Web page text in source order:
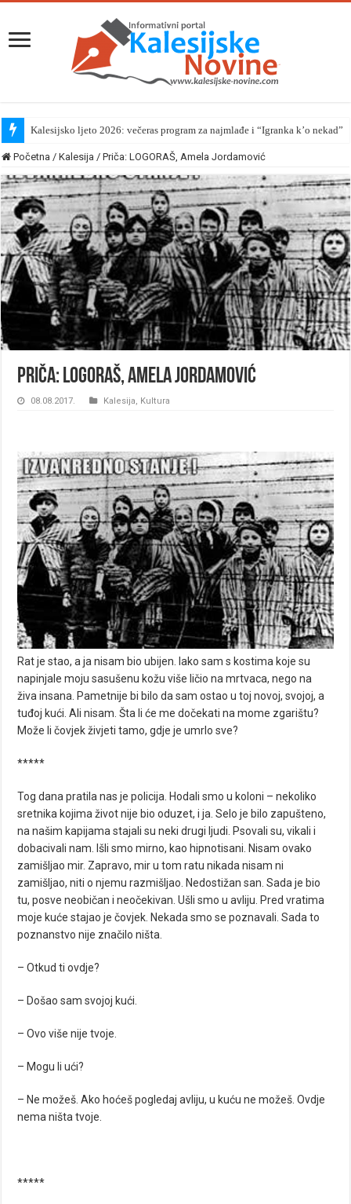
Kalesijsko ljeto 2026: večeras program za najmlađe i “Igranka k’o nekad”
Početna / Kalesija / Priča: LOGORAŠ, Amela Jordamović
Priča: LOGORAŠ, Amela Jordamović
08.08.2017. Kalesija, Kultura
Rat je stao, a ja nisam bio ubijen. Iako sam s kostima koje su
napinjale moju sasušenu kožu više ličio na mrtvaca, nego na
živa insana. Pametnije bi bilo da sam ostao u toj novoj, svojoj, a
tuđoj kući. Ali nisam. Šta li će me dočekati na mome zgarištu?
Može li čovjek živjeti tamo, gdje je umrlo sve?
*****
Tog dana pratila nas je policija. Hodali smo u koloni – nekoliko
sretnika kojima život nije bio oduzet, i ja. Selo je bilo zapušteno,
na našim kapijama stajali su neki drugi ljudi. Psovali su, vikali i
dobacivali nam. Išli smo mirno, kao hipnotisani. Nisam ovako
zamišljao mir. Zapravo, mir u tom ratu nikada nisam ni
zamišljao, niti o njemu razmišljao. Nedostižan san. Sada je bio
tu, posve neobičan i neočekivan. Ušli smo u avliju. Pred vratima
moje kuće stajao je čovjek. Nekada smo se poznavali. Sada to
poznanstvo nije značilo ništa.
– Otkud ti ovdje?
– Došao sam svojoj kući.
– Ovo više nije tvoje.
– Mogu li ući?
– Ne možeš. Ako hoćeš pogledaj avliju, u kuću ne možeš. Ovdje
nema ništa tvoje.
*****